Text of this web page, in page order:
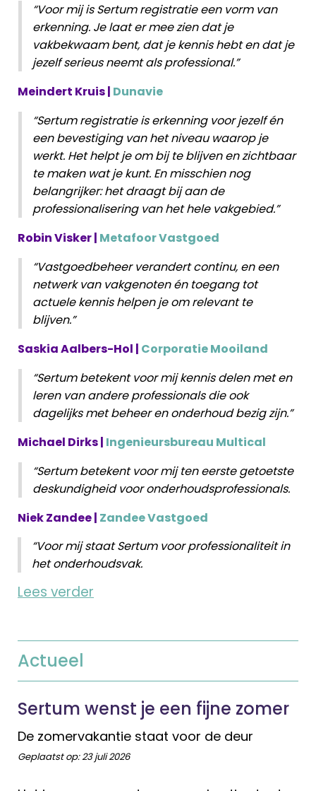
“Voor mij is Sertum registratie een vorm van
erkenning. Je laat er mee zien dat je
vakbekwaam bent, dat je kennis hebt en dat je
jezelf serieus neemt als professional.”
Meindert Kruis | Dunavie
“Sertum registratie is erkenning voor jezelf én
een bevestiging van het niveau waarop je
werkt. Het helpt je om bij te blijven en zichtbaar
te maken wat je kunt. En misschien nog
belangrijker: het draagt bij aan de
professionalisering van het hele vakgebied.”
Robin Visker | Metafoor Vastgoed
“Vastgoedbeheer verandert continu, en een
netwerk van vakgenoten én toegang tot
actuele kennis helpen je om relevant te
blijven.”
Saskia Aalbers-Hol | Corporatie Mooiland
“Sertum betekent voor mij kennis delen met en
leren van andere professionals die ook
dagelijks met beheer en onderhoud bezig zijn.”
Michael Dirks | Ingenieursbureau Multical
“Sertum betekent voor mij ten eerste getoetste
deskundigheid voor onderhoudsprofessionals.
Niek Zandee | Zandee Vastgoed
“Voor mij staat Sertum voor professionaliteit in
het onderhoudsvak.
Lees verder
Actueel
Sertum wenst je een fijne zomer
De zomervakantie staat voor de deur
Geplaatst op:23 juli 2026